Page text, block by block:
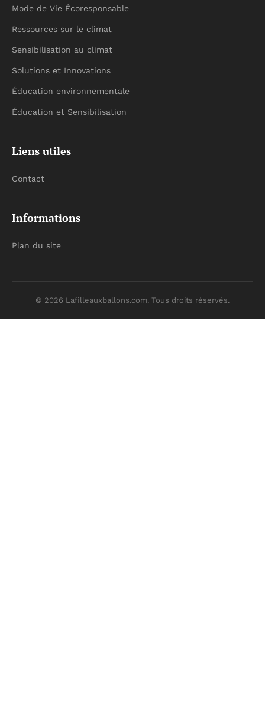
Mode de Vie Écoresponsable
Ressources sur le climat
Sensibilisation au climat
Solutions et Innovations
Éducation environnementale
Éducation et Sensibilisation
Liens utiles
Contact
Informations
Plan du site
© 2026 Lafilleauxballons.com. Tous droits réservés.